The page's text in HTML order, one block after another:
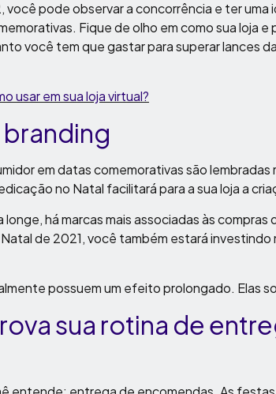
você pode observar a concorrência e ter
Fique de olho em como sua loja
você tem que gastar para superar lances
usar em sua loja virtual?
em datas comemorativas são
no Natal facilitará para a sua loja a
longe, há marcas mais associadas às
de 2021, você também estará
possuem um efeito prolongado. Elas
sua rotina de